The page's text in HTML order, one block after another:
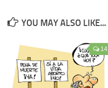
YOU MAY ALSO LIKE...
14